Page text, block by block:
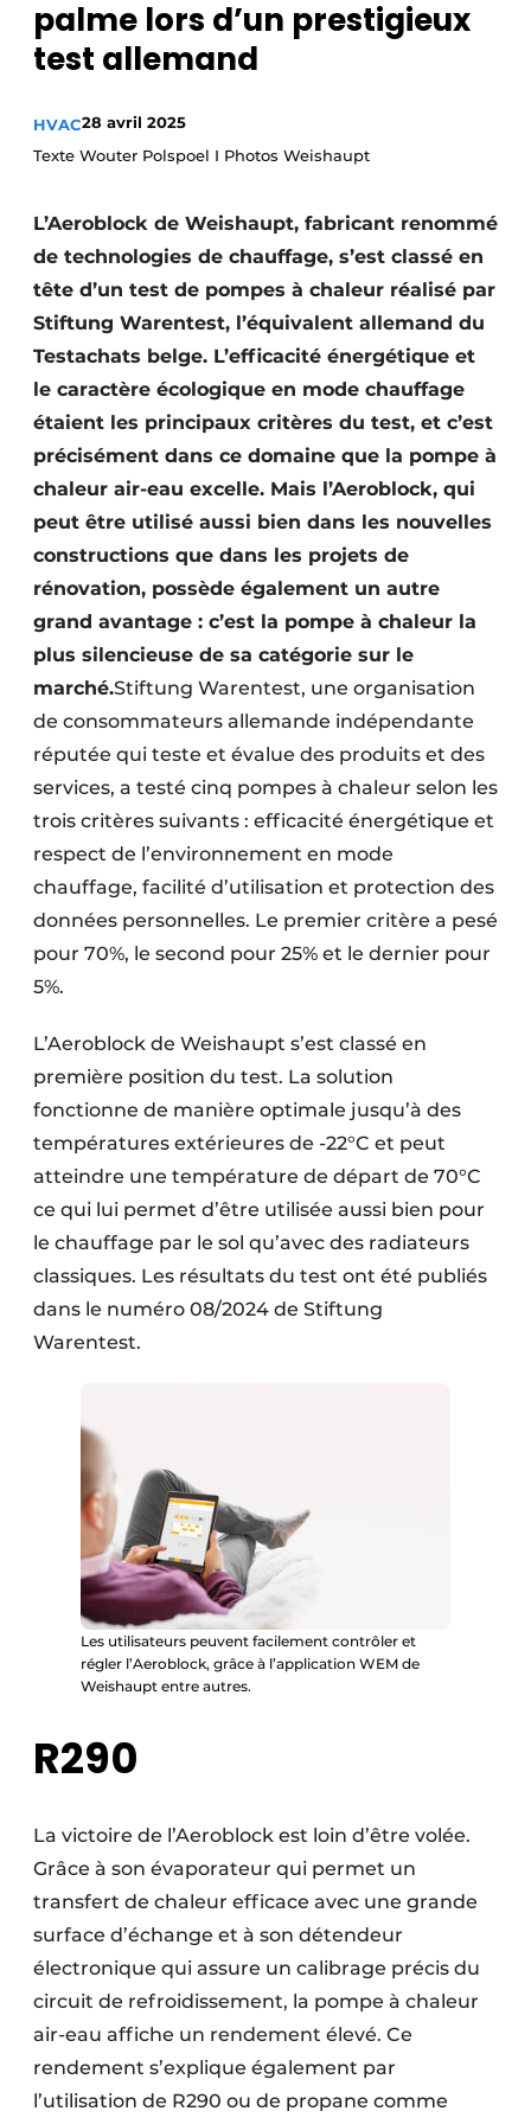
S’inscrire à l’événement
S’inscrire
Video’s
palme lors d’un prestigieux
test allemand
HVAC28 avril 2025
Texte Wouter Polspoel I Photos Weishaupt
L’Aeroblock de Weishaupt, fabricant renommé
de technologies de chauffage, s’est classé en
tête d’un test de pompes à chaleur réalisé par
Stiftung Warentest, l’équivalent allemand du
Testachats belge. L’efficacité énergétique et
le caractère écologique en mode chauffage
étaient les principaux critères du test, et c’est
précisément dans ce domaine que la pompe à
chaleur air-eau excelle. Mais l’Aeroblock, qui
peut être utilisé aussi bien dans les nouvelles
constructions que dans les projets de
rénovation, possède également un autre
grand avantage : c’est la pompe à chaleur la
plus silencieuse de sa catégorie sur le
marché.Stiftung Warentest, une organisation
de consommateurs allemande indépendante
réputée qui teste et évalue des produits et des
services, a testé cinq pompes à chaleur selon les
trois critères suivants : efficacité énergétique et
respect de l’environnement en mode
chauffage, facilité d’utilisation et protection des
données personnelles. Le premier critère a pesé
pour 70%, le second pour 25% et le dernier pour
5%.
L’Aeroblock de Weishaupt s’est classé en
première position du test. La solution
fonctionne de manière optimale jusqu’à des
températures extérieures de -22°C et peut
atteindre une température de départ de 70°C
ce qui lui permet d’être utilisée aussi bien pour
le chauffage par le sol qu’avec des radiateurs
classiques. Les résultats du test ont été publiés
dans le numéro 08/2024 de Stiftung
Warentest.
Les utilisateurs peuvent facilement contrôler et
régler l’Aeroblock, grâce à l’application WEM de
Weishaupt entre autres.
R290
La victoire de l’Aeroblock est loin d’être volée.
Grâce à son évaporateur qui permet un
transfert de chaleur efficace avec une grande
surface d’échange et à son détendeur
électronique qui assure un calibrage précis du
circuit de refroidissement, la pompe à chaleur
air-eau affiche un rendement élevé. Ce
rendement s’explique également par
l’utilisation de R290 ou de propane comme